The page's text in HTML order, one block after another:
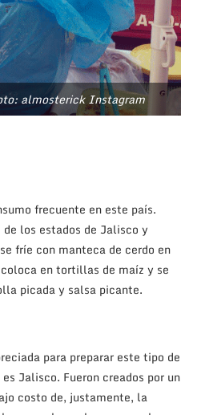
almosterick Instagram
frecuente en este país.
los estados de Jalisco y
fríe con manteca de cerdo en
en tortillas de maíz y se
picada y salsa picante.
para preparar este tipo de
Jalisco. Fueron creados por un
costo de, justamente, la